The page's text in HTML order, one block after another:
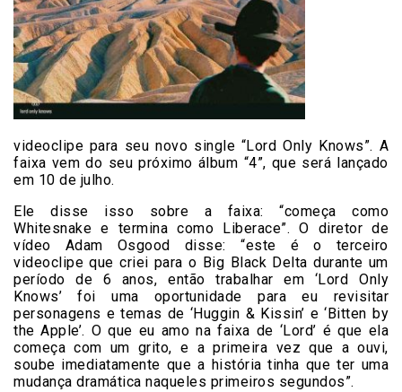
videoclipe para seu novo single “Lord Only Knows”. A
faixa vem do seu próximo álbum “4”, que será lançado
em 10 de julho.
Ele disse isso sobre a faixa: “começa como
Whitesnake e termina como Liberace”. O diretor de
vídeo Adam Osgood disse: “este é o terceiro
videoclipe que criei para o Big Black Delta durante um
período de 6 anos, então trabalhar em ‘Lord Only
Knows’ foi uma oportunidade para eu revisitar
personagens e temas de ‘Huggin & Kissin’ e ‘Bitten by
the Apple’. O que eu amo na faixa de ‘Lord’ é que ela
começa com um grito, e a primeira vez que a ouvi,
soube imediatamente que a história tinha que ter uma
mudança dramática naqueles primeiros segundos”.